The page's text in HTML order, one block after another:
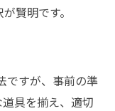
賢明です。
ですが、事前の準
具を揃え、適切